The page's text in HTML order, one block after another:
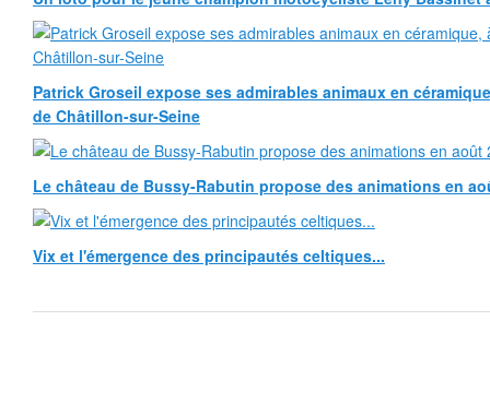
Patrick Groseil expose ses admirables animaux en
de Châtillon-sur-Seine
Le château de Bussy-Rabutin propose des animations en
Vix et l'émergence des principautés celtiques...